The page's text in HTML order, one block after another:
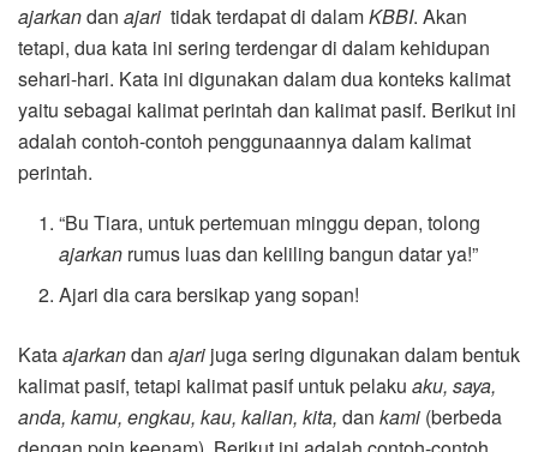
ajarkandan ajari tidak terdapat di dalamKBBI. Akan
tetapi, dua kata ini sering terdengar di dalam kehidupan
sehari-hari. Kata ini digunakan dalam dua konteks kalimat
yaitu sebagai kalimat perintah dan kalimat pasif. Berikut ini
adalah contoh-contoh penggunaannya dalam kalimat
perintah.
“Bu Tiara, untuk pertemuan minggu depan, tolong
ajarkan rumus luas dan keliling bangun datar ya!”
Ajari dia cara bersikap yang sopan!
Kataajarkandan ajari juga sering digunakan dalam bentuk
kalimat pasif, tetapi kalimat pasif untuk pelaku aku, saya,
anda, kamu, engkau, kau, kalian, kita, dan kami (berbeda